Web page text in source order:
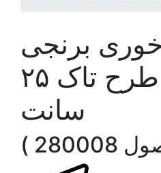
برنجی
برنزی طرح تاک ۲۵
سانت